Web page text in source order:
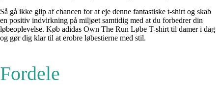
Så gå ikke glip af chancen for at eje denne fantastiske t-shirt og skab
en positiv indvirkning på miljøet samtidig med at du forbedrer din
løbeoplevelse. Køb adidas Own The Run Løbe T-shirt til damer i dag
og gør dig klar til at erobre løbestierne med stil.
Fordele